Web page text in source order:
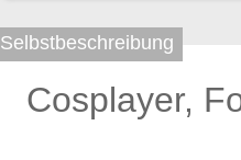
Selbstbeschreibung
Cosplayer,